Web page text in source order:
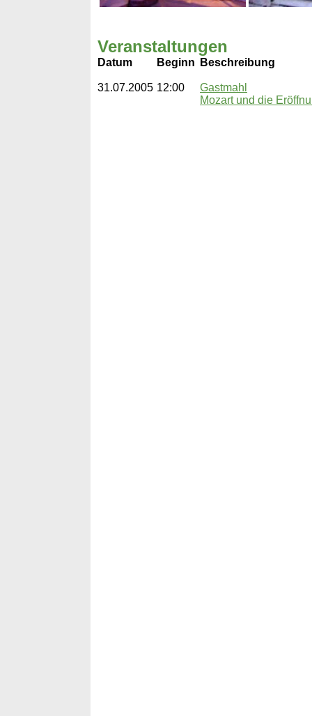
Veranstaltungen
Datum Beginn Beschreibung
31.07.2005 12:00
Gastmahl
Mozart und die